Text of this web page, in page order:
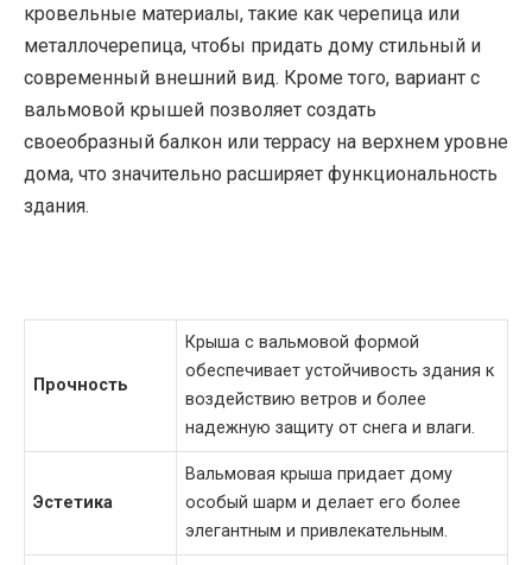
кровельные материалы, такие как черепица или
металлочерепица, чтобы придать дому стильный и
современный внешний вид. Кроме того, вариант с
вальмовой крышей позволяет создать
своеобразный балкон или террасу на верхнем уровне
дома, что значительно расширяет функциональность
здания.
Прочность
Крыша с вальмовой формой
обеспечивает устойчивость здания к
воздействию ветров и более
надежную защиту от снега и влаги.
Эстетика
Вальмовая крыша придает дому
особый шарм и делает его более
элегантным и привлекательным.